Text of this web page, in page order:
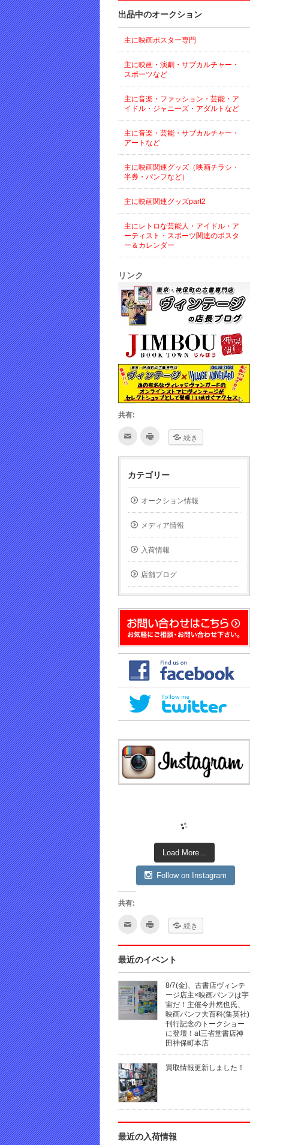
出品中のオークション
主に映画ポスター専門
主に映画・演劇・サブカルチャー・
スポーツなど
主に音楽・ファッション・芸能・ア
イドル・ジャニーズ・アダルトなど
主に音楽・芸能・サブカルチャー・
アートなど
主に映画関連グッズ（映画チラシ・
半券・パンフなど）
主に映画関連グッズpart2
主にレトロな芸能人・アイドル・ア
ーティスト・スポーツ関連のポスタ
ー＆カレンダー
リンク
共有:
ク
て
友
メ
ー
ル
で
送
信
し
ウ
ィ
ン
ド
開
ま
す)
ク
て
印
し
い
ウ
ィ
ン
ド
で
開
き
ま
す)
続き
カテゴリー
オークション情報
メディア情報
入荷情報
店舗ブログ
Load More...
Follow on Instagram
共有:
ク
て
友
達
へ
メ
ー
ル
で
送
信
ウ
ン
ド
ウ
で
開
き
ま
ク
て
印
刷
(新
し
い
ウ
ィ
ン
ド
き
す)
続き
最近のイベント
8/7(金)、古書店ヴィンテ
ージ店主×映画パンフは宇
宙だ！主催今井悠也氏、
映画パンフ大百科(集英社)
刊行記念のトークショー
に登壇！at三省堂書店神
田神保町本店
買取情報更新しました！
最近の入荷情報